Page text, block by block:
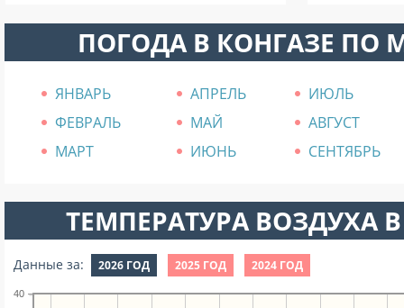
ПОГОДА В КОНГАЗЕ ПО
ЯНВАРЬ АПРЕЛЬ
ИЮЛЬ
ФЕВРАЛЬ
МАЙ
АВГУСТ
МАРТ
ИЮНЬ СЕНТЯБРЬ
ТЕМПЕРАТУРА ВОЗДУХА
Данные за: 2026 ГОД 2025 ГОД 2024 ГОД
40